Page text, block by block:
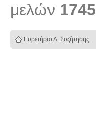
μελών 1745
Ευρετήριο Δ. Συζήτησης